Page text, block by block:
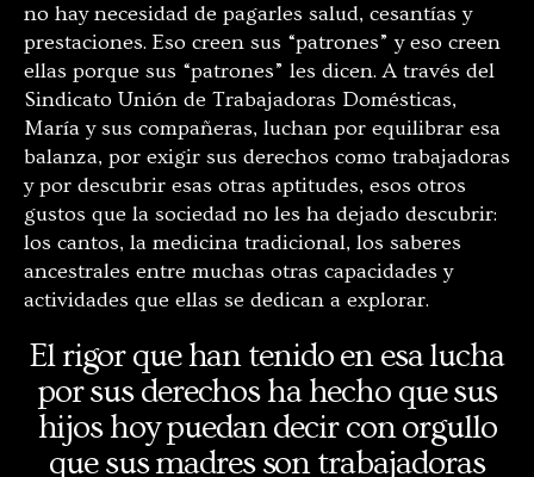
no hay necesidad de pagarles salud, cesantías y
prestaciones. Eso creen sus “patrones” y eso creen
ellas porque sus “patrones” les dicen. A través del
Sindicato Unión de Trabajadoras Domésticas,
María y sus compañeras, luchan por equilibrar esa
balanza, por exigir sus derechos como trabajadoras
y por descubrir esas otras aptitudes, esos otros
gustos que la sociedad no les ha dejado descubrir:
los cantos, la medicina tradicional, los saberes
ancestrales entre muchas otras capacidades y
actividades que ellas se dedican a explorar.
El rigor que han tenido en esa lucha
por sus derechos ha hecho que sus
hijos hoy puedan decir con orgullo
que sus madres son trabajadoras